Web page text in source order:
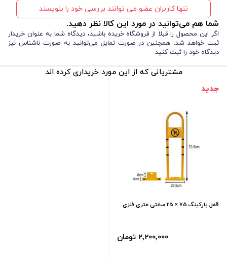
تنها کاربران عضو می توانند بررسی خود را بنویسند
شما هم می‌توانید در مورد این کالا نظر دهید.
اگر این محصول را قبلا از فروشگاه خریده باشید، دیدگاه شما به عنوان خریدار
ثبت خواهد شد. همچنین در صورت تمایل می‌توانید به صورت ناشناس نیز
دیدگاه خود را ثبت کنید
مشتریانی که از این مورد خریداری کرده اند
جدید
قفل پارکینگ 75 × 25 سانتی متری فلزی
2٬200٬000 تومان